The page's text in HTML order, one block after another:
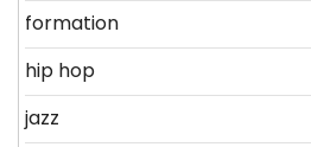
formation
hip hop
jazz